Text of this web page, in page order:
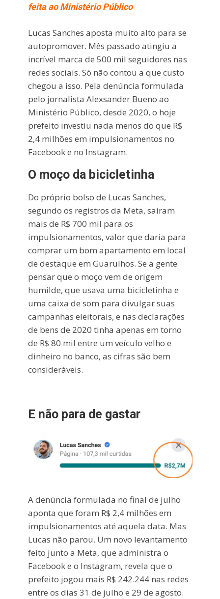
feita ao Ministério Público
Lucas Sanches aposta muito alto para se
autopromover. Mês passado atingiu a
incrível marca de 500 mil seguidores nas
redes sociais. Só não contou a que custo
chegou a isso. Pela denúncia formulada
pelo jornalista Alexsander Bueno ao
Ministério Público, desde 2020, o hoje
prefeito investiu nada menos do que R$
2,4 milhões em impulsionamentos no
Facebook e no Instagram.
O moço da bicicletinha
Do próprio bolso de Lucas Sanches,
segundo os registros da Meta, saíram
mais de R$ 700 mil para os
impulsionamentos, valor que daria para
comprar um bom apartamento em local
de destaque em Guarulhos. Se a gente
pensar que o moço vem de origem
humilde, que usava uma bicicletinha e
uma caixa de som para divulgar suas
campanhas eleitorais, e nas declarações
de bens de 2020 tinha apenas em torno
de R$ 80 mil entre um veículo velho e
dinheiro no banco, as cifras são bem
consideráveis.
E não para de gastar
A denúncia formulada no final de julho
aponta que foram R$ 2,4 milhões em
impulsionamentos até aquela data. Mas
Lucas não parou. Um novo levantamento
feito junto a Meta, que administra o
Facebook e o Instagram, revela que o
prefeito jogou mais R$ 242.244 nas redes
entre os dias 31 de julho e 29 de agosto.